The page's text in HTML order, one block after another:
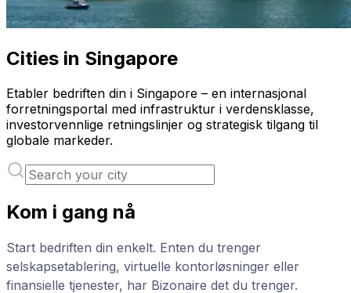
Cities in Singapore
Etabler bedriften din i Singapore – en internasjonal
forretningsportal med infrastruktur i verdensklasse,
investorvennlige retningslinjer og strategisk tilgang til
globale markeder.
Kom i gang nå
Start bedriften din enkelt. Enten du trenger
selskapsetablering, virtuelle kontorløsninger eller
finansielle tjenester, har Bizonaire det du trenger.